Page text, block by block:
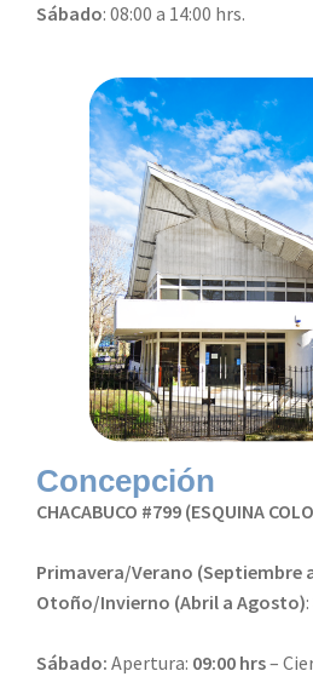
Sábado: 08:00 a 14:00 hrs.
Concepción
CHACABUCO #799 (ESQUINA
Primavera/Verano (Septiembre
Otoño/Invierno (Abril a Agosto)
Sábado: Apertura: 09:00 hrs–